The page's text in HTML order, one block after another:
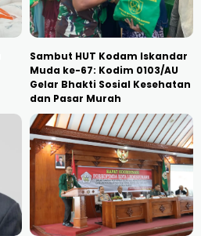
Sambut HUT Kodam Iskandar
Muda ke-67: Kodim 0103/AU
Gelar Bhakti Sosial Kesehatan
dan Pasar Murah